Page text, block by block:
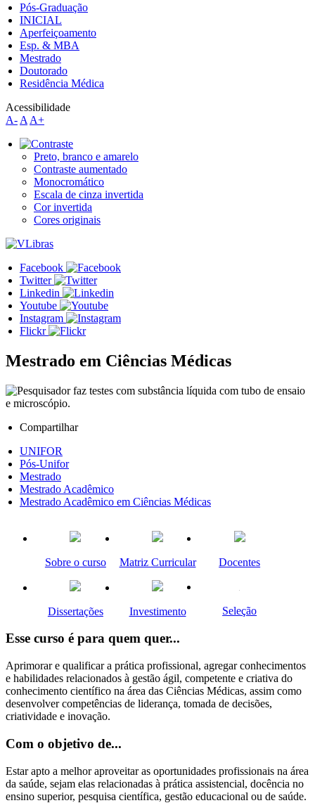
Pós-Graduação
INICIAL
Aperfeiçoamento
Esp. & MBA
Mestrado
Doutorado
Residência Médica
Acessibilidade
A- A A+
Preto, branco e amarelo
Contraste aumentado
Monocromático
Escala de cinza invertida
Cor invertida
Cores originais
Facebook
Twitter
Linkedin
Youtube
Instagram
Flickr
Mestrado em Ciências Médicas
Compartilhar
UNIFOR
Pós-Unifor
Mestrado
Mestrado Acadêmico
Mestrado Acadêmico em Ciências Médicas
Sobre o curso Matriz Curricular Docentes
Dissertações Investimento Seleção
Esse curso é para quem quer...
Aprimorar e qualificar a prática profissional, agregar conhecimentos
e habilidades relacionados à gestão ágil, competente e criativa do
conhecimento científico na área das Ciências Médicas, assim como
desenvolver competências de liderança, tomada de decisões,
criatividade e inovação.
Com o objetivo de...
Estar apto a melhor aproveitar as oportunidades profissionais na área
da saúde, sejam elas relacionadas à prática assistencial, docência no
ensino superior, pesquisa científica, gestão educacional ou de saúde.